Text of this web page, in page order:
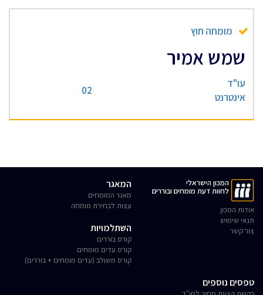
מומחה חוץ
שמש אמיר
עו"ד
אינטרנט
02
המכון הישראלי
לחוות דעת מומחים ובוררים
אודות המכון
תנאי שימוש
צור קשר
המאגר
מאגר המומחים
עצות לבחירת מומחה
השתלמויות
קורס בוררים
קורס עדים מומחים
קורס משולב (עדים מומחים + בוררים)
טפסים נוספים